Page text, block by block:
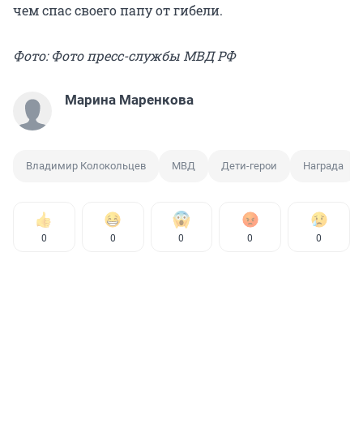
чем спас своего папу от гибели.
Фото: Фото пресс-службы МВД РФ
Марина Маренкова
Владимир Колокольцев МВД Дети-герои Награда
0 0 0 0 0